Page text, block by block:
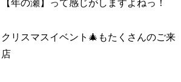
【年の瀬】って感じがしますよねっ！
クリスマスイベント🎄もたくさんのご来
店